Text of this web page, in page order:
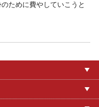
ために費やしていこうと